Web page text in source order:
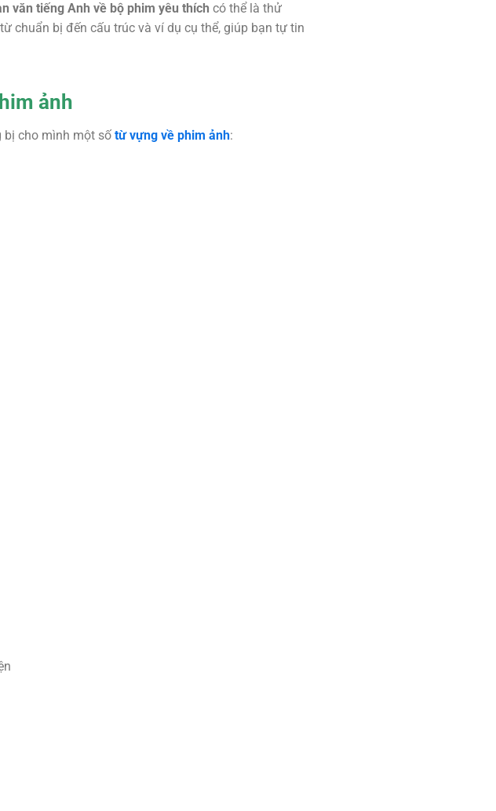
văn tiếng Anh về bộ phim yêu thích có thể là thử
chuẩn bị đến cấu trúc và ví dụ cụ thể, giúp bạn tự tin
ảnh
bị cho mình một số từ vựng về phim ảnh: